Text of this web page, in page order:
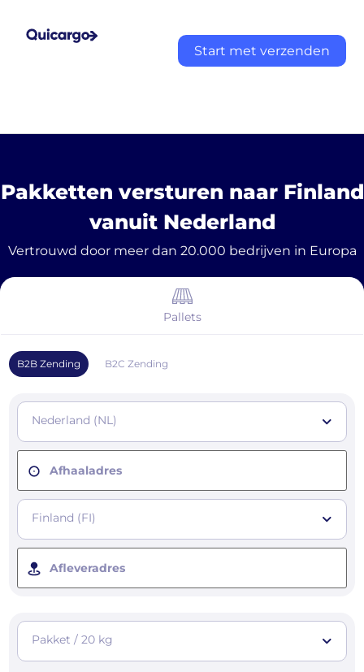
Start met verzenden
Pakketten versturen naar Finland
vanuit Nederland
Vertrouwd door meer dan 20.000 bedrijven in Europa
Pallets
B2B Zending B2C Zending
Nederland (NL)
Afhaaladres
Finland (FI)
Afleveradres
Pakket / 20 kg